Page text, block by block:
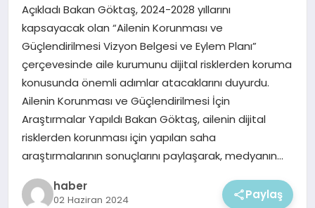
EKONOMI
MAGAZIN
Açıkladı Bakan Göktaş, 2024-2028 yıllarını
kapsayacak olan “Ailenin Korunması ve
Güçlendirilmesi Vizyon Belgesi ve Eylem Planı”
çerçevesinde aile kurumunu dijital risklerden koruma
konusunda önemli adımlar atacaklarını duyurdu.
Ailenin Korunması ve Güçlendirilmesi İçin
Araştırmalar Yapıldı Bakan Göktaş, ailenin dijital
risklerden korunması için yapılan saha
araştırmalarının sonuçlarını paylaşarak, medyanın…
haber
02 Haziran 2024 Paylaş